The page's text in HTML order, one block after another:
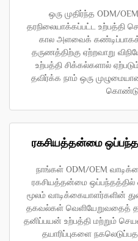
ஒரு முதிர்ந்த ODM/
தரநிலையாக்கப்பட்ட உற்பத்தி
கால அளவைக் கண்டிப்பாகக்
தருணத்திற்கு ஏற்றவாறு
உற்பத்தி சிக்கல்களால்
தவிர்க்க நாம் ஒரு
ரகசியத்தன்மை ஒப்பந்தம்
நாங்கள் ODM/OEM
ரகசியத்தன்மை ஒப்பந்தத்தில்
மூலம் வாடிக்கையாளர்களின்
தகவல்கள் வெளியேறுவதைத்
தனிப்பயன் உற்பத்தி மற்றும்
தயாரிப்புகளை